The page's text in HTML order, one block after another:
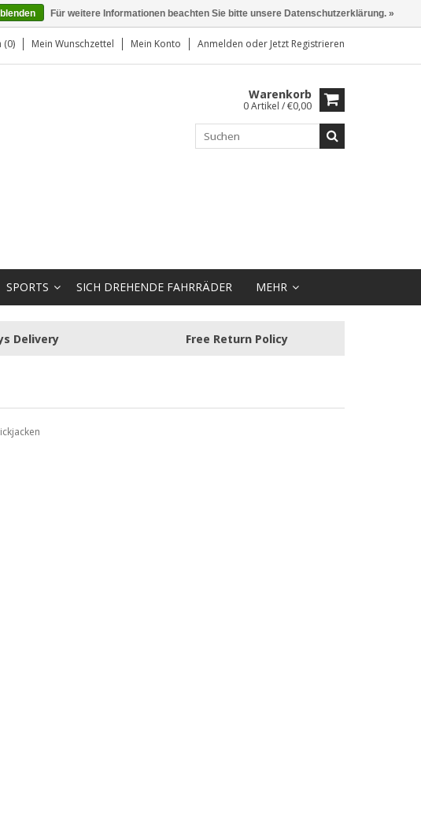
(0) Mein Wunschzettel Mein Konto Anmelden oder Jetzt Registrieren
Warenkorb
0 Artikel / €0,00
SPORTS SICH DREHENDE FAHRRÄDER MEHR
Delivery Free Return Policy
Für weitere Informationen beachten Sie bitte unsere Datenschutzerklärung. »